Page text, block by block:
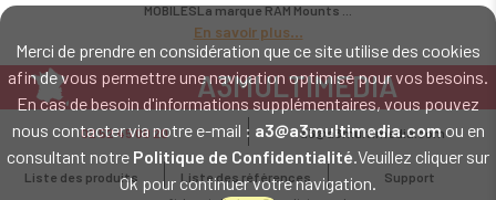
Merci de prendre en considération que ce site utilise des cookies
afin de vous permettre une navigation optimisé pour vos besoins.
En cas de besoin d'informations supplémentaires, vous pouvez
nous contacter via notre e-mail : a3@a3multimedia.comou en
consultant notre Politique de Confidentialité.Veuillez cliquer sur
Ok pour continuer votre navigation.
MOBILESLa marque RAM Mounts
En savoir plus
A3MULTIMEDIA
LE SPÉCIALISTE MATÉRIEL ET LOGICIEL CODE BARRE
Intervention sur tout le territoire : Cholet - Nantes - Angers - Rennes - Le
Mans - Bordeaux - Paris - Lille - Brest - Toulouse - Marseille - Poitiers -
Caen - Lyon - Reims - Lorient - Vannes - Quimper - Rouen
02 52 45 00 20 a3@a3multimedia.com
Liste des produits Liste des références Support
Mentions légales-Politique de